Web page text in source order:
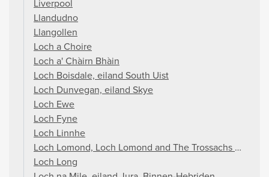
Liverpool
Llandudno
Llangollen
Loch a Choire
Loch a' Chàirn Bhàin
Loch Boisdale, eiland South Uist
Loch Dunvegan, eiland Skye
Loch Ewe
Loch Fyne
Loch Linnhe
Loch Lomond, Loch Lomond and The Trossachs
Loch Long